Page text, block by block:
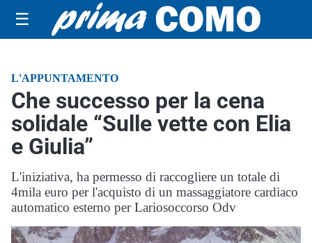
☰
L'APPUNTAMENTO
Che successo per la cena
solidale “Sulle vette con Elia
e Giulia”
L'iniziativa, ha permesso di raccogliere un totale di
4mila euro per l'acquisto di un massaggiatore cardiaco
automatico esterno per Lariosoccorso Odv